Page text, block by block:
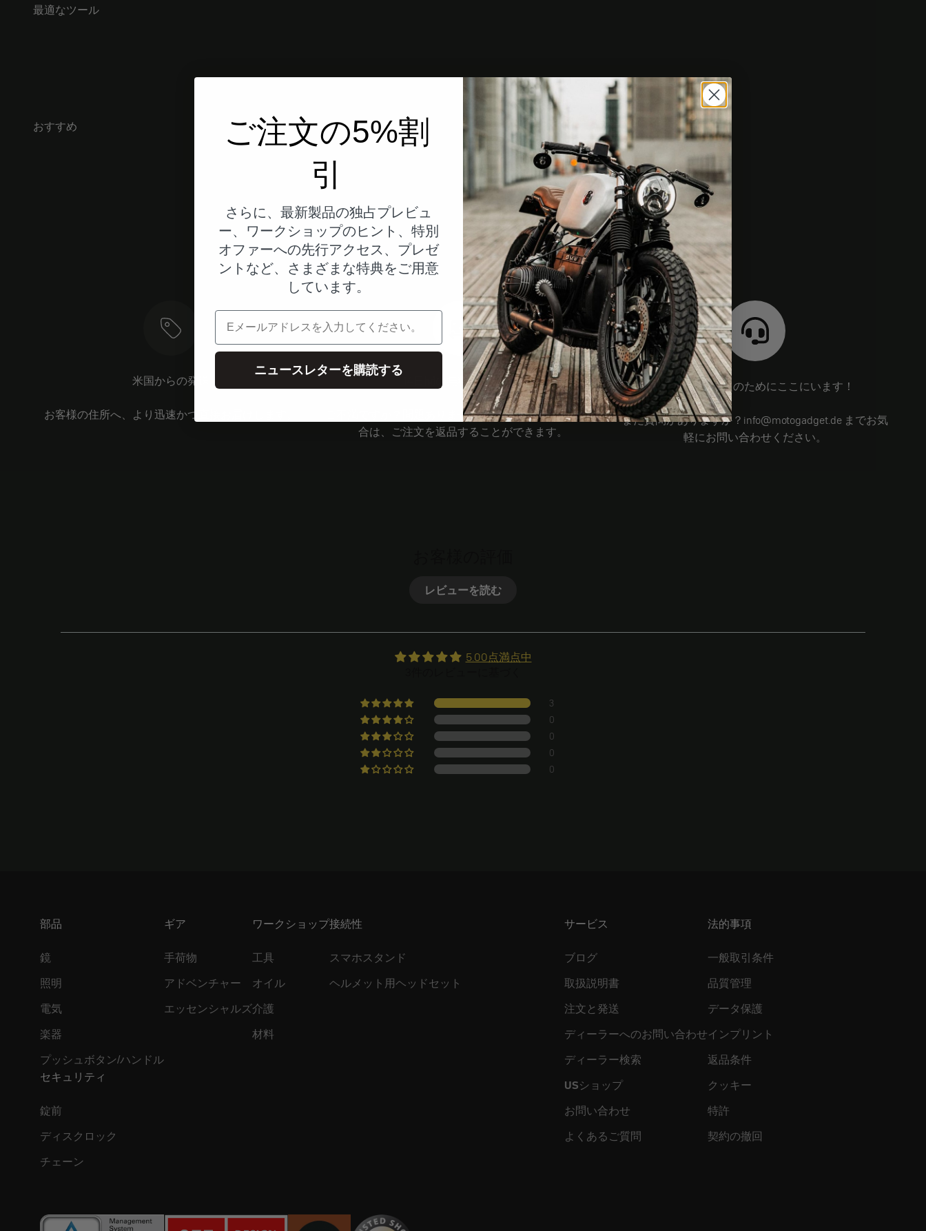
最適なツール
おすすめ
米国からの発送
お客様の住所へ、より迅速かつ直接お届けします。
14日間の無料トライアル
ご不満ですか？問題ありません！ご満足いただけない場
合は、ご注文を返品することができます。
私たちはあなたのためにここにいます！
まだ質問がありますか？info@motogadget.de までお気
軽にお問い合わせください。
レビューを読む
5.00点満点中
3
0
0
0
0
部品
鏡
照明
電気
楽器
プッシュボタン/ハンドル
ギア
手荷物
アドベンチャー
エッセンシャルズ
ワークショップ
工具
オイル
介護
材料
接続性
スマホスタンド
ヘルメット用ヘッドセット
セキュリティ
錠前
ディスクロック
チェーン
サービス
ブログ
取扱説明書
注文と発送
ディーラーへのお問い合わせ
ディーラー検索
USショップ
お問い合わせ
よくあるご質問
法的事項
一般取引条件
品質管理
データ保護
インプリント
返品条件
クッキー
特許
契約の撤回
ご注文の5%割
引
さらに、最新製品の独占プレビュ
ー、ワークショップのヒント、特別
オファーへの先行アクセス、プレゼ
ントなど、さまざまな特典をご用意
しています。
電子メール
ニュースレターを購読する